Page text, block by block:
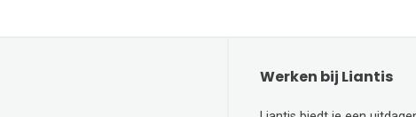
Werken bij Liantis